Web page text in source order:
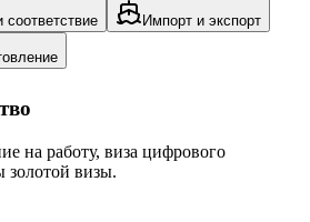
Импорт и экспорт
на работу, виза цифрового
золотой визы.